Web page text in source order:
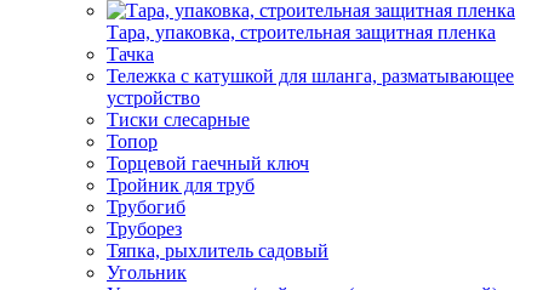
Тара, упаковка, строительная защитная пленка
Тачка
Тележка с катушкой для шланга, разматывающее
устройство
Тиски слесарные
Топор
Торцевой гаечный ключ
Тройник для труб
Трубогиб
Труборез
Тяпка, рыхлитель садовый
Угольник